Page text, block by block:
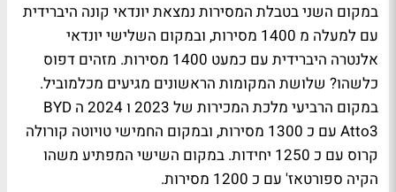
במקום השני בטבלת המסירות נמצאת יונדאי קונה היברידית
עם למעלה מ 1400 מסירות, ובמקום השלישי יונדאי
אלנטרה היברידית עם כמעט 1400 מסירות. מזהים דפוס
כלשהו? שלושת המקומות הראשונים מגיעים מכלמוביל.
במקום הרביעי מלכת המכירות של 2023 ו 2024 ה
BYD
Atto3
עם כ 1300 מסירות, ובמקום החמישי טויוטה קורולה
קרוס עם כ 1250 יחידות. במקום השישי המפתיע משהו
הקיה ספורטאז' עם כ 1200 מסירות.